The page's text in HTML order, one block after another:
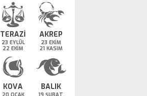
TERAZİ
23 EYLÜL
22 EKİM
AKREP
23 EKİM
21 KASIM
KOVA BALIK